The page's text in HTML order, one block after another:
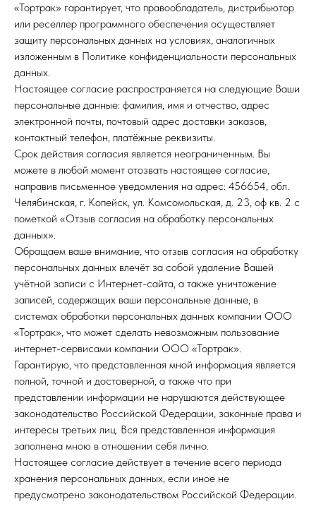
«Тортрак» гарантирует, что правообладатель, дистрибьютор
или реселлер программного обеспечения осуществляет
защиту персональных данных на условиях, аналогичных
изложенным в Политике конфиденциальности персональных
данных.
Настоящее согласие распространяется на следующие Ваши
персональные данные: фамилия, имя и отчество, адрес
электронной почты, почтовый адрес доставки заказов,
контактный телефон, платёжные реквизиты.
Срок действия согласия является неограниченным. Вы
можете в любой момент отозвать настоящее согласие,
направив письменное уведомления на адрес: 456654, обл.
Челябинская, г. Копейск, ул. Комсомольская, д. 23, оф кв. 2 с
пометкой «Отзыв согласия на обработку персональных
данных».
Обращаем ваше внимание, что отзыв согласия на обработку
персональных данных влечёт за собой удаление Вашей
учётной записи с Интернет-сайта, а также уничтожение
записей, содержащих ваши персональные данные, в
системах обработки персональных данных компании ООО
«Тортрак», что может сделать невозможным пользование
интернет-сервисами компании ООО «Тортрак».
Гарантирую, что представленная мной информация является
полной, точной и достоверной, а также что при
представлении информации не нарушаются действующее
законодательство Российской Федерации, законные права и
интересы третьих лиц. Вся представленная информация
заполнена мною в отношении себя лично.
Настоящее согласие действует в течение всего периода
хранения персональных данных, если иное не
предусмотрено законодательством Российской Федерации.